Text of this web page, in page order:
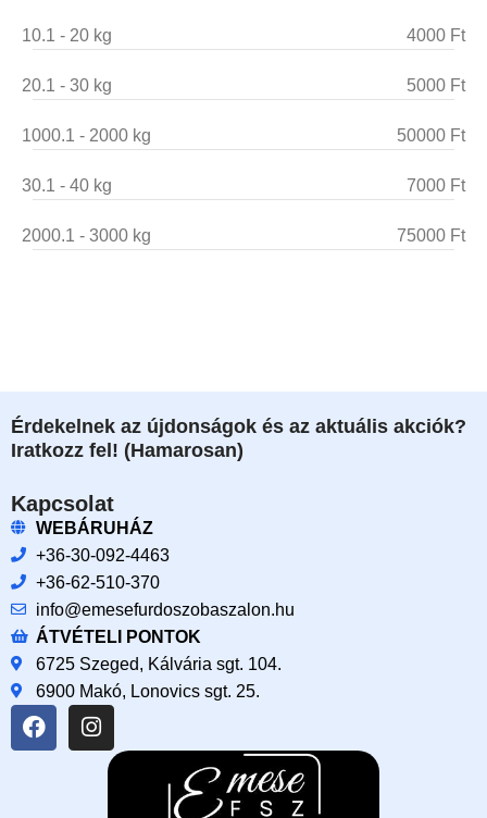
10.1 - 20 kg 4000 Ft
20.1 - 30 kg 5000 Ft
1000.1 - 2000 kg 50000 Ft
30.1 - 40 kg 7000 Ft
2000.1 - 3000 kg 75000 Ft
Érdekelnek az újdonságok és az aktuális akciók?
Iratkozz fel! (Hamarosan)
Kapcsolat
WEBÁRUHÁZ
+36-30-092-4463
+36-62-510-370
info@emesefurdoszobaszalon.hu
ÁTVÉTELI PONTOK
6725 Szeged, Kálvária sgt. 104.​
6900 Makó, Lonovics sgt. 25.